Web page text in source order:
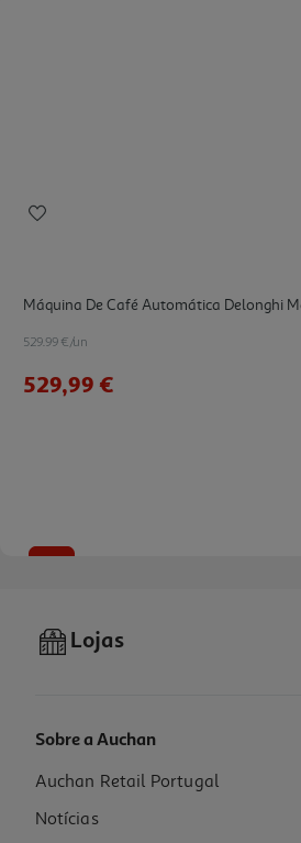
Máquina De Café Automática Delonghi
529.99 €/un
529,99 €
Máquina De Café Em Grão Krups Coffee
299.99 €/un
Lojas
Sobre a Auchan
Auchan Retail Portugal
Notícias